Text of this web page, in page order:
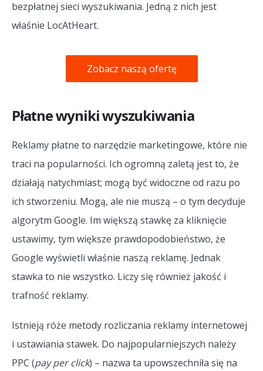
bezpłatnej sieci wyszukiwania. Jedną z nich jest
właśnie LocAtHeart.
Zobacz naszą ofertę
Płatne wyniki wyszukiwania
Reklamy płatne to narzędzie marketingowe, które nie
traci na popularności. Ich ogromną zaletą jest to, że
działają natychmiast; mogą być widoczne od razu po
ich stworzeniu. Mogą, ale nie muszą – o tym decyduje
algorytm Google. Im większą stawkę za kliknięcie
ustawimy, tym większe prawdopodobieństwo, że
Google wyświetli właśnie naszą reklamę. Jednak
stawka to nie wszystko. Liczy się również jakość i
trafność reklamy.
Istnieją róże metody rozliczania reklamy internetowej
i ustawiania stawek. Do najpopularniejszych należy
PPC (pay per click) – nazwa ta upowszechniła się na